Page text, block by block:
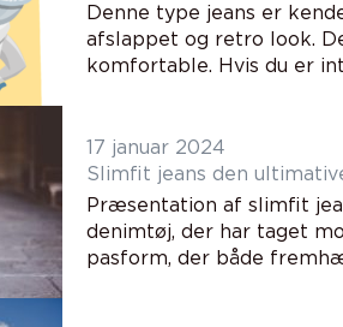
Denne type jeans er
afslappet og retro look.
komfortable. Hvis du er
17 januar 2024
Slimfit jeans den
Præsentation af slimfit
denimtøj, der har taget
pasform, der både